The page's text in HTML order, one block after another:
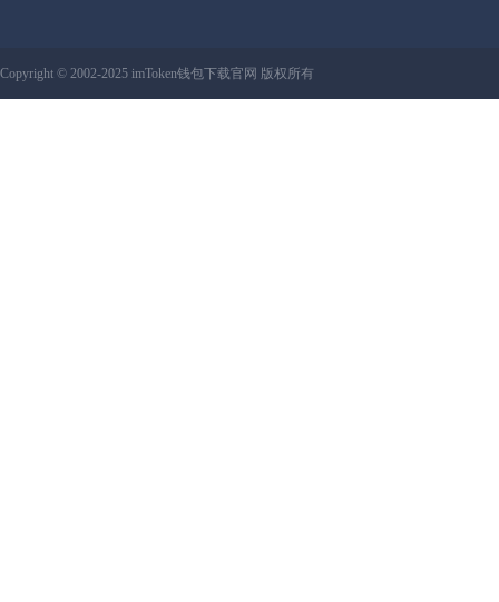
Copyright © 2002-2025 imToken钱包下载官网 版权所有